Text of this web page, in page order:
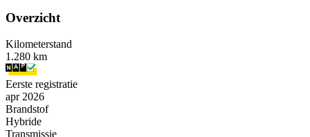
Overzicht
Kilometerstand
1.280 km
Eerste registratie
apr 2026
Brandstof
Hybride
Transmissie